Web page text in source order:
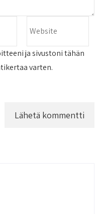
ja sivustoni tähän
varten.